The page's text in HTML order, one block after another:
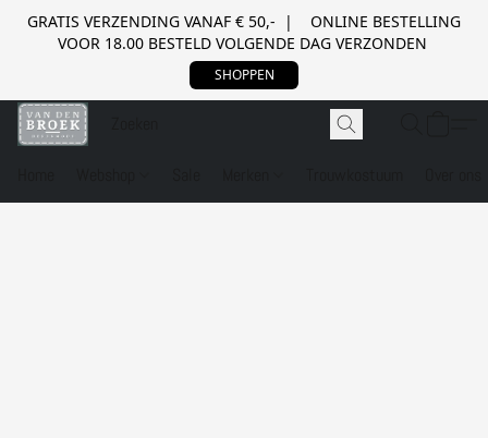
GRATIS VERZENDING VANAF € 50,- | ONLINE BESTELLING
VOOR 18.00 BESTELD VOLGENDE DAG VERZONDEN
SHOPPEN